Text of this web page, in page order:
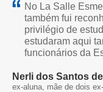
No La Salle
também fui
privilégio de
estudaram aqui
funcionários da
Nerli dos Santos
ex-aluna, mãe de dois